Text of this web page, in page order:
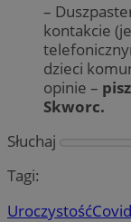
–
kontakcie
dzieci
opinie –
Skworc.
Słuchaj
Tagi:
Uroczystość